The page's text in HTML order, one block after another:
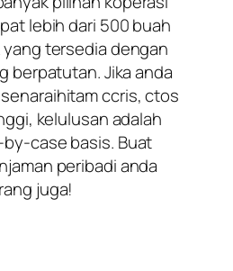
lebih dari 500 buah
tersedia dengan
berpatutan. Jika anda
ccris, ctos
kelulusan adalah
case basis. Buat
peribadi anda
juga!